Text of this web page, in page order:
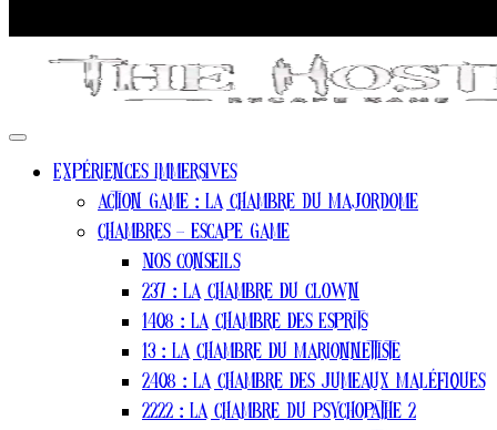
Expériences Immersives
Action game : La chambre du Majordome
Chambres – escape game
Nos conseils
237 : La Chambre Du Clown
1408 : La Chambre Des Esprits
13 : La Chambre Du Marionnettiste
2408 : La Chambre Des Jumeaux Maléfiques
2222 : La Chambre du Psychopathe 2